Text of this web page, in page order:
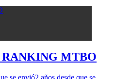
MTBO
se envió2 años desde que se